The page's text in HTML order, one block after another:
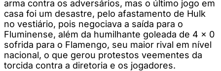
arma contra os adversários, mas o último jogo em
casa foi um desastre, pelo afastamento de Hulk
no vestiário, pois negociava a saída para o
Fluminense, além da humilhante goleada de 4 x 0
sofrida para o Flamengo, seu maior rival em nível
nacional, o que gerou protestos veementes da
torcida contra a diretoria e os jogadores.